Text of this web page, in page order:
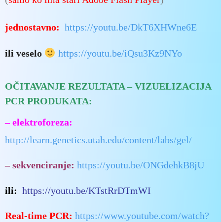
jednostavno: https://youtu.be/DkT6XHWne6E
ili veselo https://youtu.be/iQsu3Kz9NYo
OČITAVANJE REZULTATA – VIZUELIZACIJA
PCR PRODUKATA:
– elektroforeza:
http://learn.genetics.utah.edu/content/labs/gel/
– sekvenciranje: https://youtu.be/ONGdehkB8jU
ili: https://youtu.be/KTstRrDTmWI
Real-time PCR: https://www.youtube.com/watch?